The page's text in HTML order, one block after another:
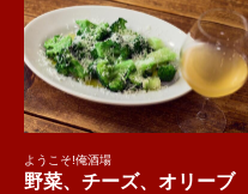
ようこそ!俺酒場
野菜、チーズ、オリーブ